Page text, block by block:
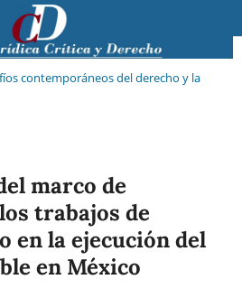
contemporáneos del derecho y la
marco de
trabajos de
en la ejecución del
en México